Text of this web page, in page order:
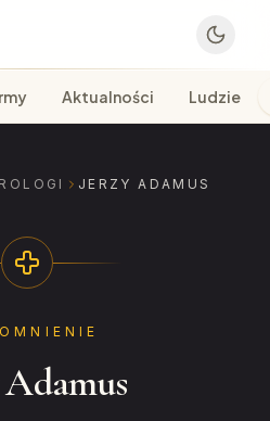
Aktualności Ludzie
JERZY ADAMUS
Adamus